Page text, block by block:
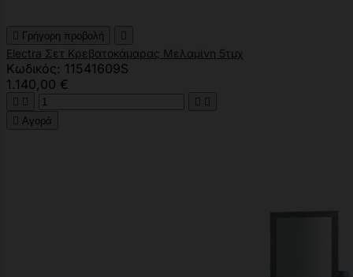
 Γρήγορη προβολή 
Electra Σετ Κρεβατοκάμαρας Μελαμίνη 5τμχ
Κωδικός: 11541609S
1.140,00 €
   
 Αγορά